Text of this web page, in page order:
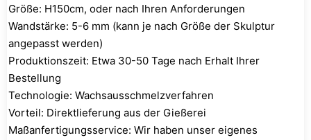
Größe: H150cm, oder nach Ihren Anforderungen
Wandstärke: 5-6 mm (kann je nach Größe der Skulptur
angepasst werden)
Produktionszeit: Etwa 30-50 Tage nach Erhalt Ihrer
Bestellung
Technologie: Wachsausschmelzverfahren
Vorteil: Direktlieferung aus der Gießerei
Maßanfertigungsservice: Wir haben unser eigenes